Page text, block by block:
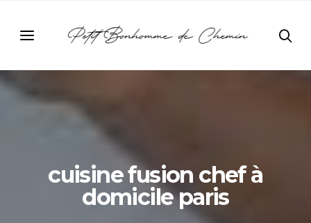
cuisine fusion chef à
domicile paris